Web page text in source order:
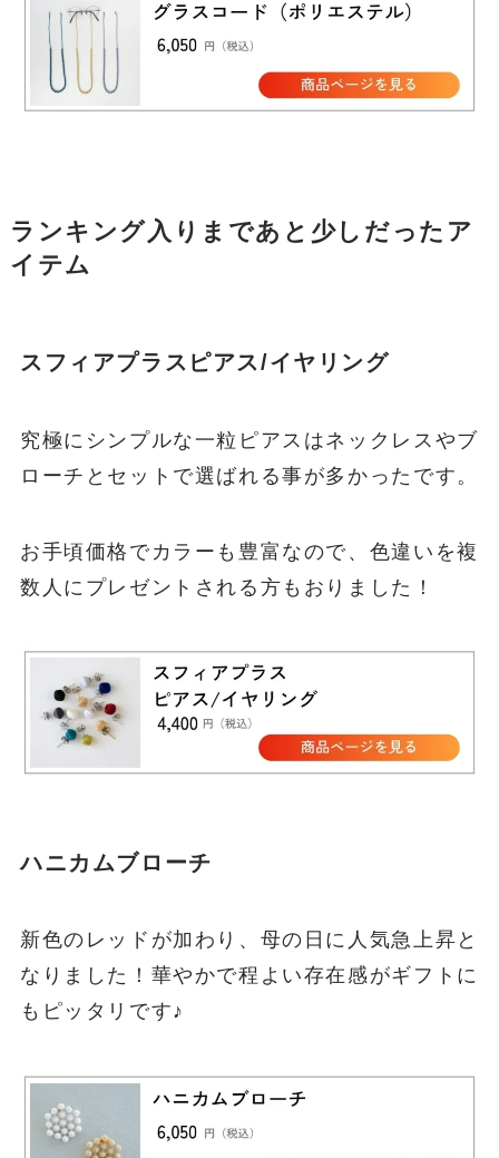
ランキング入りまであと少しだったア
イテム
スフィアプラスピアス/イヤリング
究極にシンプルな一粒ピアスはネックレスやブ
ローチとセットで選ばれる事が多かったです。
お手頃価格でカラーも豊富なので、色違いを複
数人にプレゼントされる方もおりました！
ハニカムブローチ
新色のレッドが加わり、母の日に人気急上昇と
なりました！華やかで程よい存在感がギフトに
もピッタリです♪